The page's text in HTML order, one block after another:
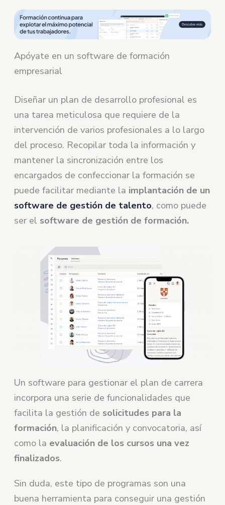
Apóyate en un software de formación
empresarial
Diseñar un plan de desarrollo profesional es
una tarea meticulosa que requiere de la
intervención de varios profesionales a lo largo
del proceso. Recopilar toda la información y
mantener la sincronización entre los
encargados de confeccionar la formación se
puede facilitar mediante la implantación de un
software de gestión de talento, como puede
ser el software de gestión de formación.
Un software para gestionar el plan de carrera
incorpora una serie de funcionalidades que
facilita la gestión de solicitudes para la
formación, la planificación y convocatoria, así
como la evaluación de los cursos una vez
finalizados.
Sin duda, este tipo de programas son una
buena herramienta para conseguir una gestión